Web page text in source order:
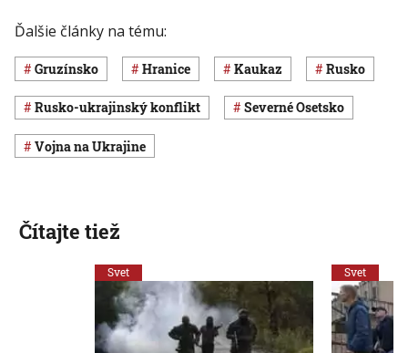
Ďalšie články na tému:
Gruzínsko hranice Kaukaz Rusko
rusko-ukrajinský konflikt Severné Osetsko
vojna na Ukrajine
Čítajte tiež
Svet Svet